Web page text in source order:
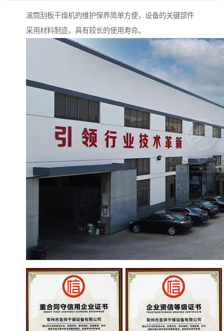
滚筒刮板干燥机的维护保养简单方便，设备的关键部件
采用材料制造，具有较长的使用寿命。